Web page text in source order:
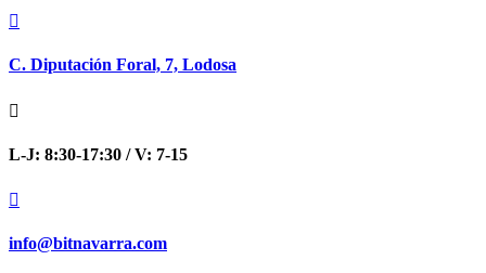

C. Diputación Foral, 7, Lodosa

L-J: 8:30-17:30 / V: 7-15

info@bitnavarra.com